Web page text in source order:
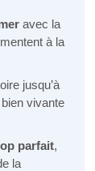
avec la
à la
jusqu’à
vivante
parfait,
la